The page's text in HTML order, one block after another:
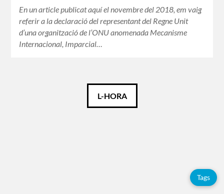
En un article publicat aquí el novembre del 2018, em vaig
referir a la declaració del representant del Regne Unit
d’una organització de l’ONU anomenada Mecanisme
Internacional, Imparcial…
L-HORA
Tags